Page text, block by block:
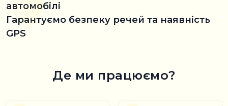
автомобілі
Гарантуємо безпеку речей та наявність
GPS
Де ми працюємо?